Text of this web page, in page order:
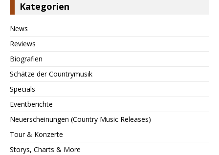
Kategorien
News
Reviews
Biografien
Schätze der Countrymusik
Specials
Eventberichte
Neuerscheinungen (Country Music Releases)
Tour & Konzerte
Storys, Charts & More